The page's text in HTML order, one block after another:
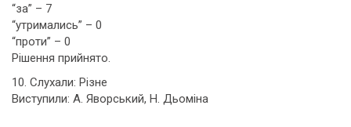
“за” – 7
“утримались” – 0
“проти” – 0
Рішення прийнято.
10. Слухали: Різне
Виступили: А. Яворський, Н. Дьоміна